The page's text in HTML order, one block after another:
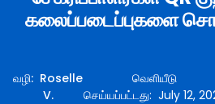
கலைப்படைப்புகளை
வழி: Roselle
V.
வெளியீடு
செய்யப்பட்டது: July 12,